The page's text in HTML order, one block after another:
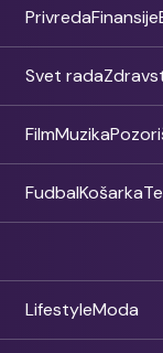
PrivredaFinansije
Svet rada
FilmMuzika
FudbalKošarka
LifestyleModa